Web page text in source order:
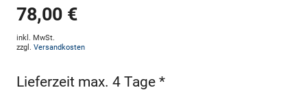
78,00 €
inkl. MwSt.
zzgl. Versandkosten
Lieferzeit max. 4 Tage *